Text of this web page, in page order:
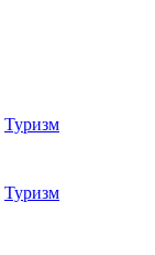
Туризм
Туризм